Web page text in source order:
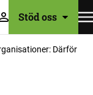
Stöd oss
Därför